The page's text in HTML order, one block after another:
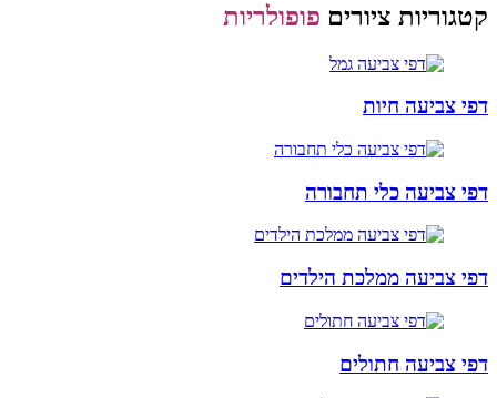
קטגוריות ציורים פופולריות
דפי צביעה חיות
דפי צביעה כלי תחבורה
דפי צביעה ממלכת הילדים
דפי צביעה חתולים